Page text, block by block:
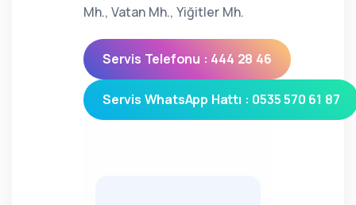
Mh., Vatan Mh., Yiğitler Mh.
Servis Telefonu : 444 28 46
Servis WhatsApp Hattı : 0535 570 61 87